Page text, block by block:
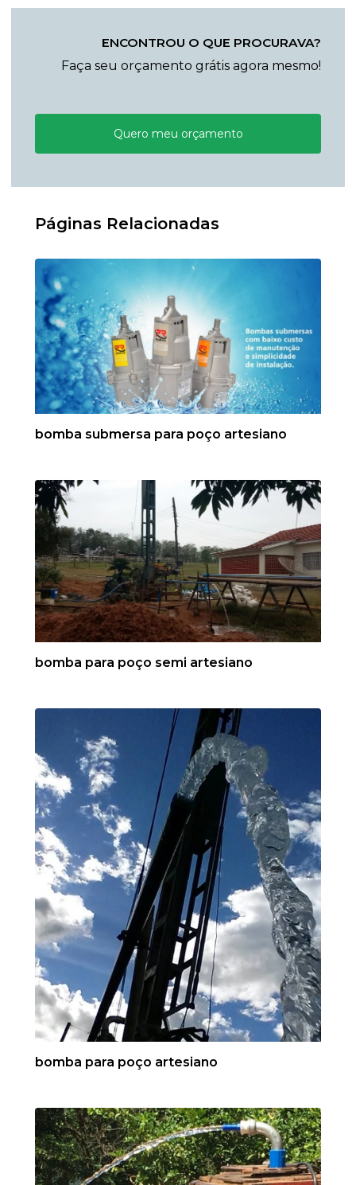
ENCONTROU O QUE PROCURAVA?
Faça seu orçamento grátis agora mesmo!
Quero meu orçamento
Páginas Relacionadas
bomba submersa para poço artesiano
bomba para poço semi artesiano
bomba para poço artesiano